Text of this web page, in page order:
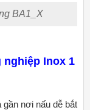
BA1_X
Inox 1
gần nơi nấu dễ bắt